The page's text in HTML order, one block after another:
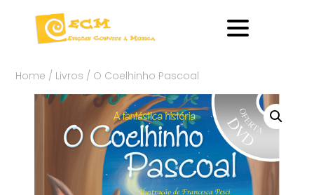
Home / Livros / O Coelhinho Pascoal